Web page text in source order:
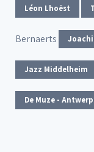
Léon Lhoëst
Bernaerts
Jazz Middelheim
De Muze -